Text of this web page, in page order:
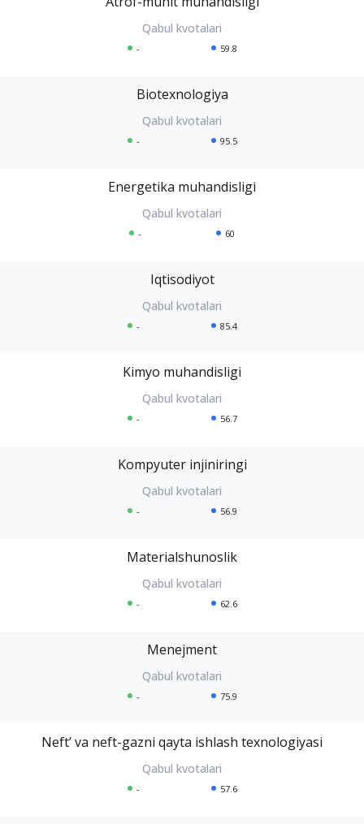
- 59.8
Biotexnologiya
- 95.5
Energetika muhandisligi
- 60
Iqtisodiyot
- 85.4
Kimyo muhandisligi
- 56.7
Kompyuter injiniringi
- 56.9
Materialshunoslik
- 62.6
Menejment
- 75.9
Neftʼ va neft-gazni qayta ishlash texnologiyasi
- 57.6